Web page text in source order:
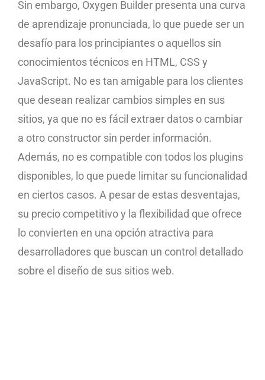
Sin embargo, Oxygen Builder presenta una curva
de aprendizaje pronunciada, lo que puede ser un
desafío para los principiantes o aquellos sin
conocimientos técnicos en HTML, CSS y
JavaScript. No es tan amigable para los clientes
que desean realizar cambios simples en sus
sitios, ya que no es fácil extraer datos o cambiar
a otro constructor sin perder información.
Además, no es compatible con todos los plugins
disponibles, lo que puede limitar su funcionalidad
en ciertos casos. A pesar de estas desventajas,
su precio competitivo y la flexibilidad que ofrece
lo convierten en una opción atractiva para
desarrolladores que buscan un control detallado
sobre el diseño de sus sitios web.